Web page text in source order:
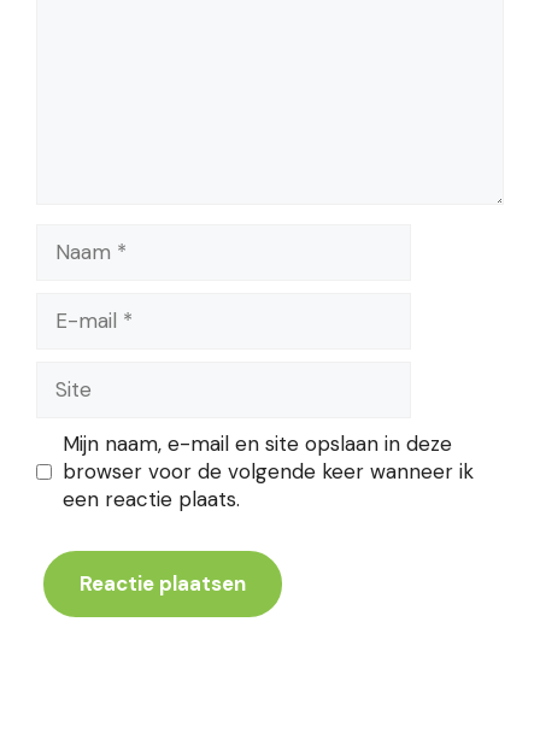
mail
Mijn naam, e-mail en site opslaan in deze
browser voor de volgende keer wanneer ik
een reactie plaats.